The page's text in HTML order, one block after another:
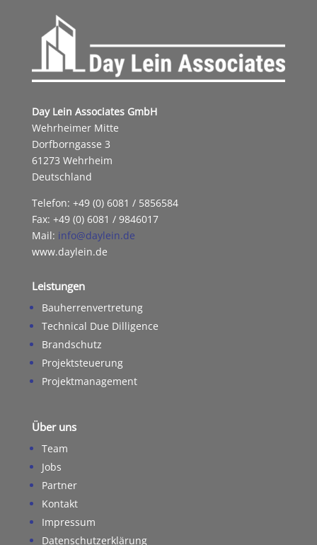
Day Lein Associates GmbH
Wehrheimer Mitte
Dorfborngasse 3
61273 Wehrheim
Deutschland
Telefon: +49 (0) 6081 / 5856584
Fax: +49 (0) 6081 / 9846017
Mail: info@daylein.de
www.daylein.de
Leistungen
Bauherrenvertretung
Technical Due Dilligence
Brandschutz
Projektsteuerung
Projektmanagement
Über uns
Team
Jobs
Partner
Kontakt
Impressum
Datenschutzerklärung